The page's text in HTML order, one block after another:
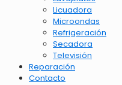
Licuadora
Microondas
Refrigeración
Secadora
Televisión
Reparación
Contacto